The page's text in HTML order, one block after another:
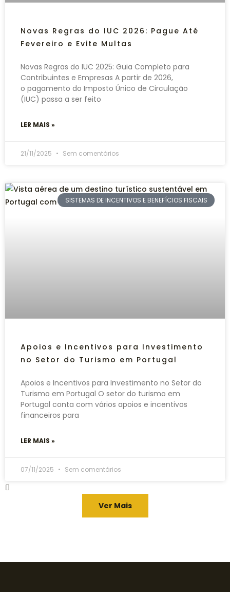
Novas Regras do IUC 2026: Pague Até
Fevereiro e Evite Multas
Novas Regras do IUC 2025: Guia Completo para
Contribuintes e Empresas A partir de 2026,
o pagamento do Imposto Único de Circulação
(IUC) passa a ser feito
LER MAIS »
21/11/2025 Sem comentários
SISTEMAS DE INCENTIVOS E BENEFÍCIOS FISCAIS
Apoios e Incentivos para Investimento
no Setor do Turismo em Portugal
Apoios e Incentivos para Investimento no Setor do
Turismo em Portugal O setor do turismo em
Portugal conta com vários apoios e incentivos
financeiros para
LER MAIS »
07/11/2025 Sem comentários
Ver Mais